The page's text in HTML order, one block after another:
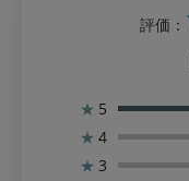
評価：
★ 5
★ 4
★ 3